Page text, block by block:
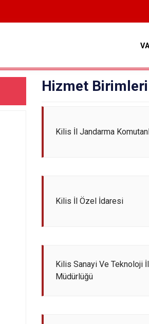
Hizmet Birimleri
Kilis İl Jandarma
Kilis İl Özel İdaresi
Kilis Sanayi Ve Teknoloji İl
Müdürlüğü